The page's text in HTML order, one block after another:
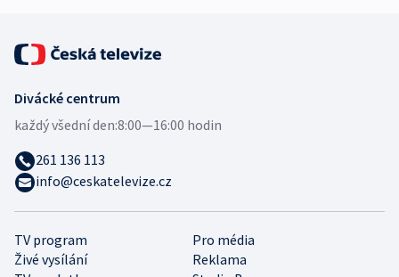
TV program
Pro média
Živé vysílání
Reklama
Divácké centrum
každý všední den:8:00—16:00 hodin
261 136 113
info@ceskatelevize.cz